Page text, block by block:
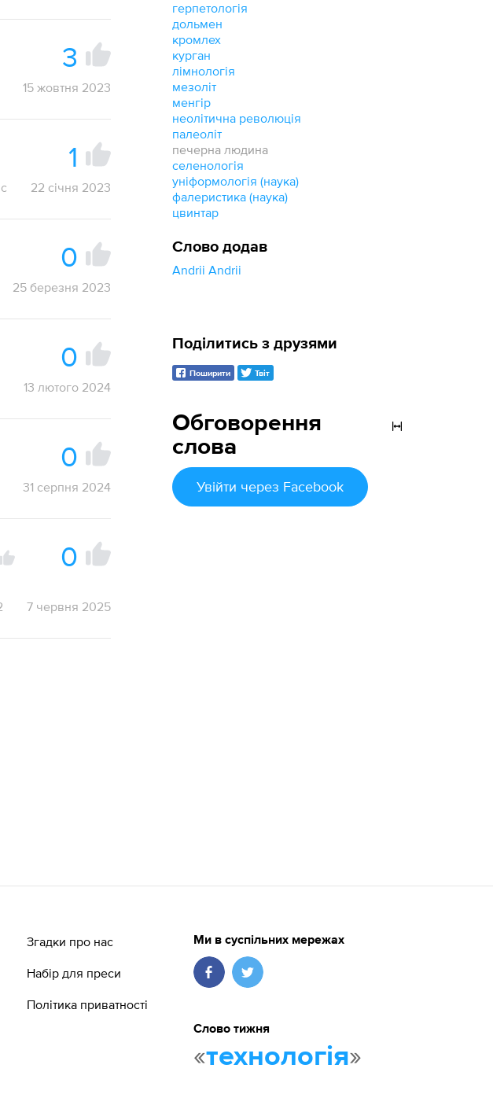
герпетологія
дольмен
кромлех
курган
лімнологія
мезоліт
менгір
неолітична революція
палеоліт
печерна людина
селенологія
уніформологія (наука)
фалеристика (наука)
цвинтар
Слово додав
Andrii Andrii
3
15 жовтня 2023
1
22 січня 2023
0
25 березня 2023
0
13 лютого 2024
0
31 серпня 2024
0
7 червня 2025
Обговорення
слова
Увійти через Facebook
Поділитись з друзями
Поширити Твіт
Згадки про нас
Набір для преси
Політика приватності
Ми в суспільних мережах
Слово тижня
«технологія»